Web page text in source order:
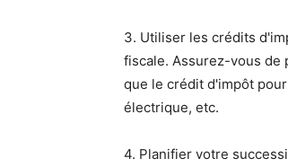
3. Utiliser les crédits
fiscale. Assurez-vous de
que le crédit d'impôt
électrique, etc.
4. Planifier votre